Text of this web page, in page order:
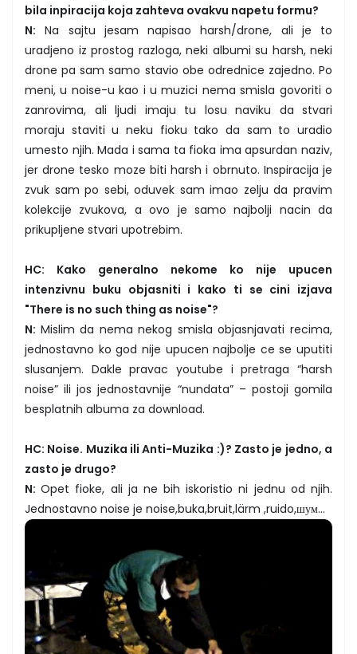
bila inpiracija koja zahteva ovakvu napetu formu?
N: Na sajtu jesam napisao harsh/drone, ali je to
uradjeno iz prostog razloga, neki albumi su harsh, neki
drone pa sam samo stavio obe odrednice zajedno. Po
meni, u noise-u kao i u muzici nema smisla govoriti o
zanrovima, ali ljudi imaju tu losu naviku da stvari
moraju staviti u neku fioku tako da sam to uradio
umesto njih. Mada i sama ta fioka ima apsurdan naziv,
jer drone tesko moze biti harsh i obrnuto. Inspiracija je
zvuk sam po sebi, oduvek sam imao zelju da pravim
kolekcije zvukova, a ovo je samo najbolji nacin da
prikupljene stvari upotrebim.
HC: Kako generalno nekome ko nije upucen
intenzivnu buku objasniti i kako ti se cini izjava
"There is no such thing as noise"?
N: Mislim da nema nekog smisla objasnjavati recima,
jednostavno ko god nije upucen najbolje ce se uputiti
slusanjem. Dakle pravac youtube i pretraga “harsh
noise” ili jos jednostavnije “nundata” – postoji gomila
besplatnih albuma za download.
HC: Noise. Muzika ili Anti-Muzika :)? Zasto je jedno, a
zasto je drugo?
N:Opet fioke, ali ja ne bih iskoristio ni jednu od njih.
Jednostavno noise je noise,buka,bruit,lärm ,ruido,шум...